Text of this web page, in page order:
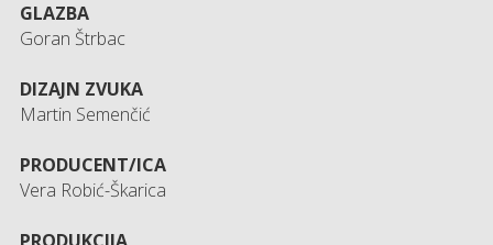
GLAZBA
Goran Štrbac
DIZAJN ZVUKA
Martin Semenčić
PRODUCENT/ICA
Vera Robić-Škarica